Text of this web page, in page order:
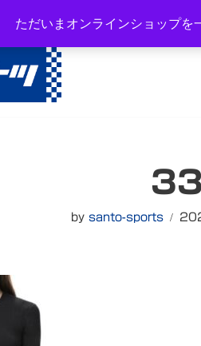
ただいまオンラインショップを
岐阜県高山市西之一色町3-1081-2
33
by santo-sports